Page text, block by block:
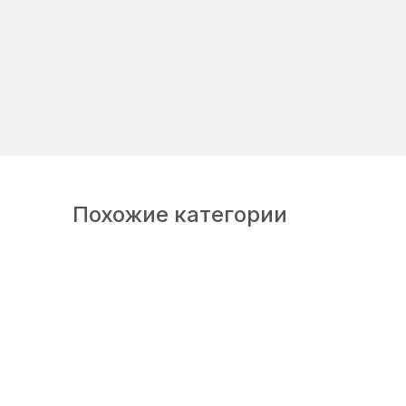
Похожие категории